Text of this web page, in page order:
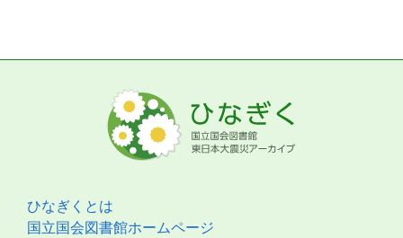
ひなぎくとは
国立国会図書館ホームページ